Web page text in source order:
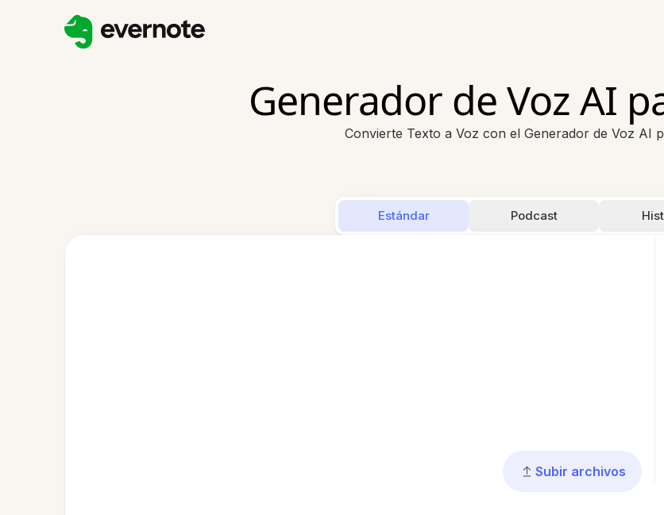
Generador de Voz AI
Convierte Texto a Voz con el Generador de Voz AI
Estándar Podcast
Subir archivos